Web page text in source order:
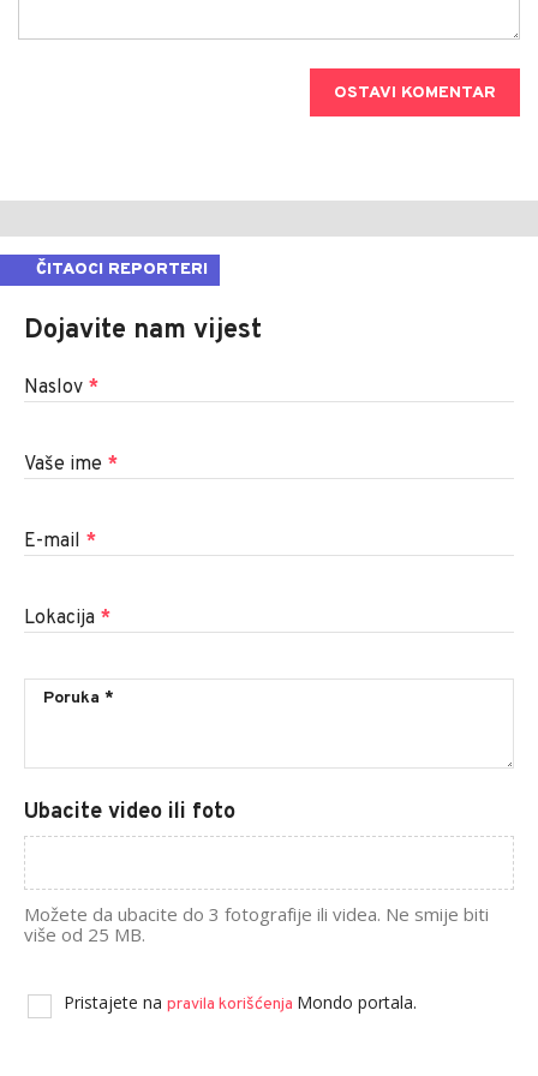
OSTAVI KOMENTAR
ČITAOCI REPORTERI
Dojavite nam vijest
Naslov *
Vaše ime *
E-mail *
Lokacija *
Ubacite video ili foto
Možete da ubacite do 3 fotografije ili videa. Ne smije biti
više od 25 MB.
Pristajete na pravila korišćenja Mondo portala.